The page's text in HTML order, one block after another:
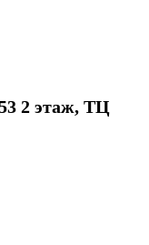
2 этаж, ТЦ